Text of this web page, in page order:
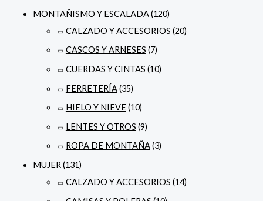
MONTAÑISMO Y ESCALADA(120)
CALZADO Y ACCESORIOS (20)
CASCOS Y ARNESES (7)
CUERDAS Y CINTAS (10)
FERRETERÍA(35)
HIELO Y NIEVE(10)
LENTES Y OTROS (9)
ROPA DE MONTAÑA(3)
MUJER(131)
CALZADO Y ACCESORIOS (14)